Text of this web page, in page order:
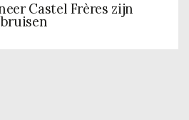
Castel Frères zijn